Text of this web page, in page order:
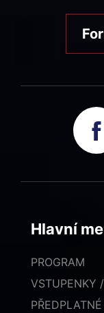
Hlavní
PROGRAM
VSTUPENKY /
PŘEDPLATNÉ